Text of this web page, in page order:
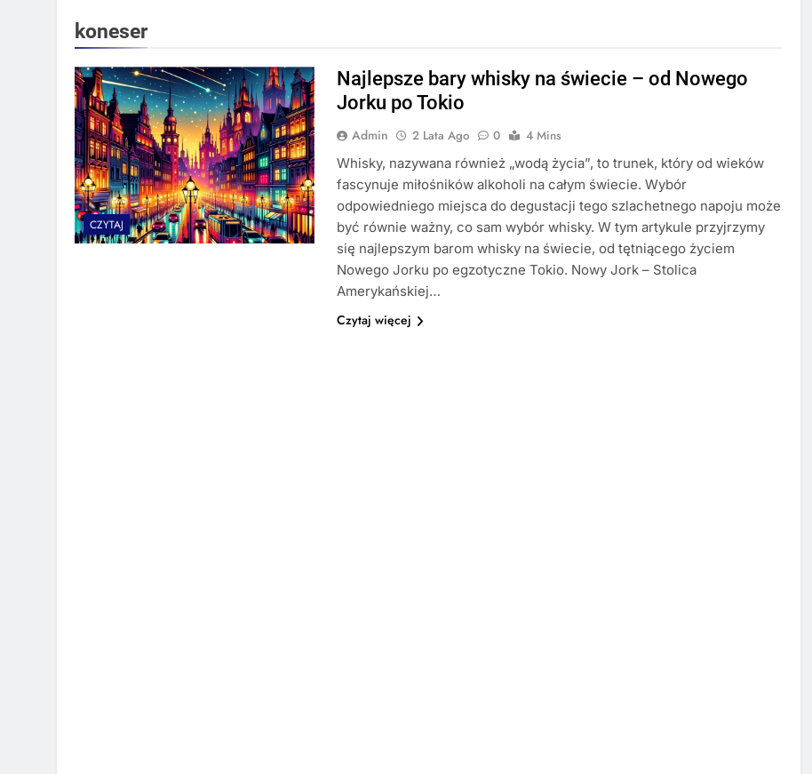
koneser
CZYTAJ
Najlepsze bary whisky na świecie – od Nowego
Jorku po Tokio
Admin 2 Lata Ago 0
4 Mins
Whisky, nazywana również „wodą życia”, to trunek, który od wieków
fascynuje miłośników alkoholi na całym świecie. Wybór
odpowiedniego miejsca do degustacji tego szlachetnego napoju może
być równie ważny, co sam wybór whisky. W tym artykule przyjrzymy
się najlepszym barom whisky na świecie, od tętniącego życiem
Nowego Jorku po egzotyczne Tokio. Nowy Jork – Stolica
Amerykańskiej…
Czytaj więcej